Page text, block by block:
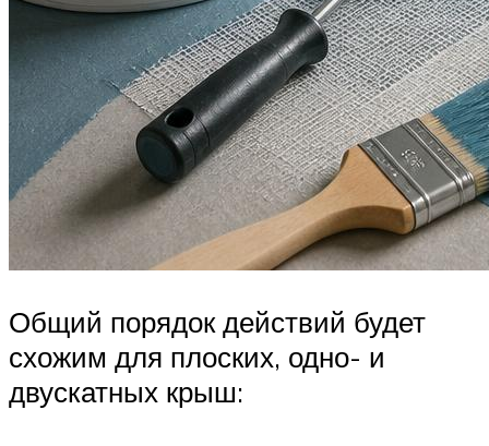
Общий порядок действий будет
схожим для плоских, одно- и
двускатных крыш: